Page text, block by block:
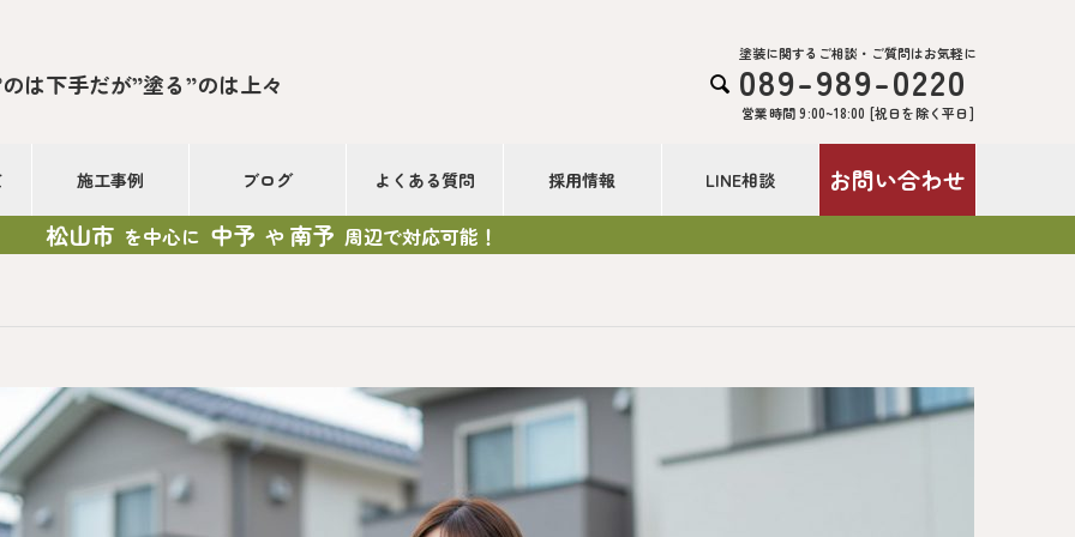
は下手だが”塗る”のは上々 
塗装に関するご相談・ご質問はお気軽に
089-989-0220
営業時間 9:00~18:00 [祝日を除く平日]
施工事例 ブログ よくある質問 採用情報 LINE相談 お問い合わせ
松山市 を中心に 中予 や 南予 周辺で対応可能！